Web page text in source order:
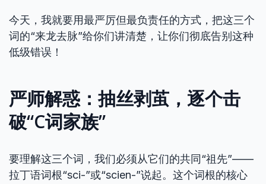
今天，我就要用最严厉但最负责任的方式，把这三个
词的“来龙去脉”给你们讲清楚，让你们彻底告别这种
低级错误！
严师解惑：抽丝剥茧，逐个击
破“C词家族”
要理解这三个词，我们必须从它们的共同“祖先”——
拉丁语词根“sci-”或“scien-”说起。这个词根的核心